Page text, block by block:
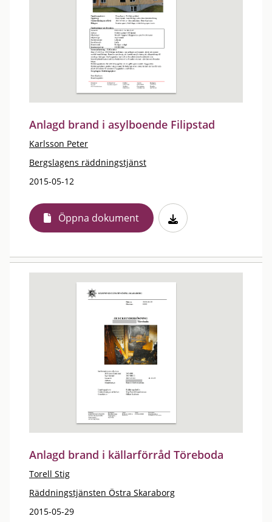
Anlagd brand i asylboende Filipstad
Karlsson Peter
Bergslagens räddningstjänst
2015-05-12
Öppna dokument
Anlagd brand i källarförråd Töreboda
Torell Stig
Räddningstjänsten Östra Skaraborg
2015-05-29